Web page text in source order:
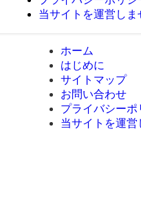
当サイトを運営しま
ホーム
はじめに
サイトマップ
お問い合わせ
プライバシーポ
当サイトを運営